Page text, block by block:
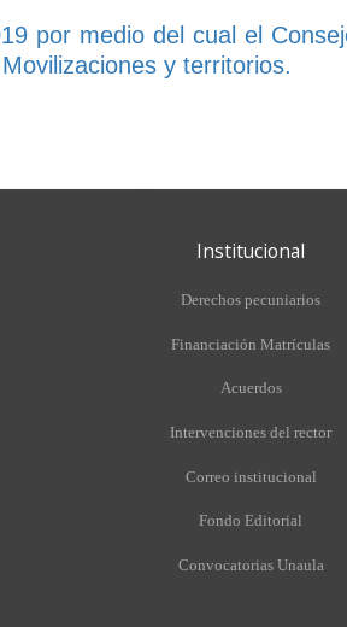
por medio del cual el
y territorios.
Institucional
Derechos pecuniarios
Financiación Matrículas
Acuerdos
Intervenciones del rector
Correo institucional
Fondo Editorial
Convocatorias Unaula